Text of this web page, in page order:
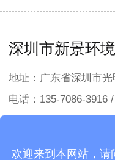
深圳市新景环
地址：广东省深圳市
电话：135-7086-3916
欢迎来到本网站，请